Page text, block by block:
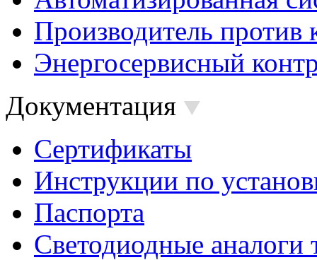
Производитель против
Энергосервисный
Документация
Сертификаты
Инструкции по
Паспорта
Светодиодные аналоги